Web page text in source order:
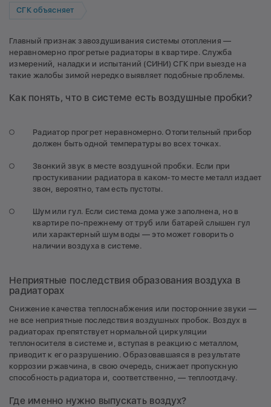
СГК объясняет
Главный признак завоздушивания системы отопления —
неравномерно прогретые радиаторы в квартире. Служба
измерений, наладки и испытаний (СИНИ) СГК при выезде на
такие жалобы зимой нередко выявляет подобные проблемы.
Как понять, что в системе есть воздушные пробки?
Радиатор прогрет неравномерно. Отопительный прибор
должен быть одной температуры во всех точках.
Звонкий звук в месте воздушной пробки. Если при
простукивании радиатора в каком-то месте металл издает
звон, вероятно, там есть пустоты.
Шум или гул. Если система дома уже заполнена, но в
квартире по-прежнему от труб или батарей слышен гул
или характерный шум воды — это может говорить о
наличии воздуха в системе.
Неприятные последствия образования воздуха в
радиаторах
Снижение качества теплоснабжения или посторонние звуки —
не все неприятные последствия воздушных пробок. Воздух в
радиаторах препятствует нормальной циркуляции
теплоносителя в системе и, вступая в реакцию с металлом,
приводит к его разрушению. Образовавшаяся в результате
коррозии ржавчина, в свою очередь, снижает пропускную
способность радиатора и, соответственно, — теплоотдачу.
Где именно нужно выпускать воздух?